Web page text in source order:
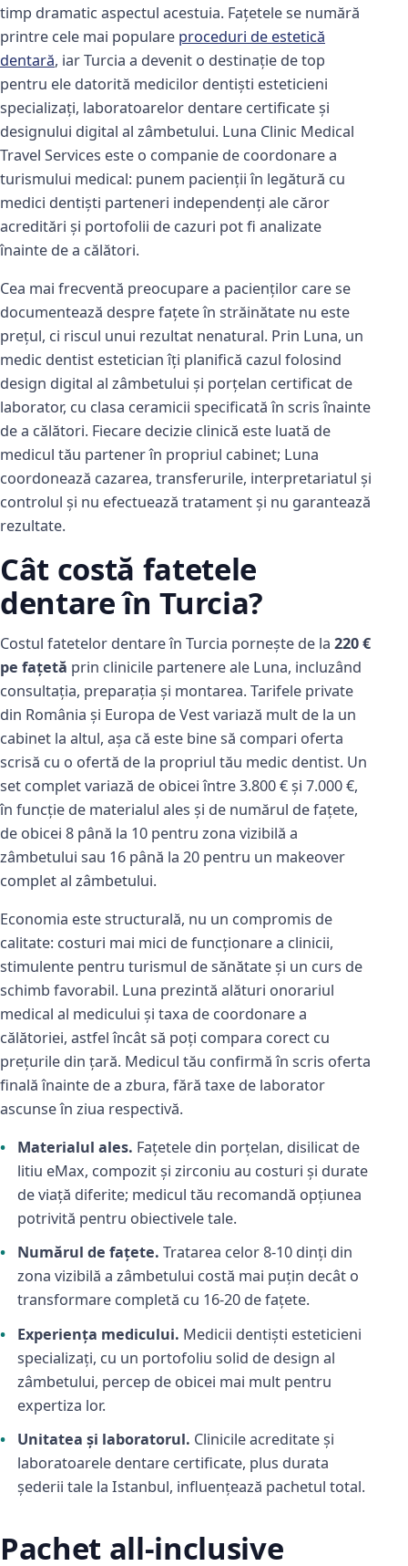
timp dramatic aspectul acestuia. Fațetele se numără
printre cele mai populare proceduri de estetică
dentară, iar Turcia a devenit o destinație de top
pentru ele datorită medicilor dentiști esteticieni
specializați, laboratoarelor dentare certificate și
designului digital al zâmbetului. Luna Clinic Medical
Travel Services este o companie de coordonare a
turismului medical: punem pacienții în legătură cu
medici dentiști parteneri independenți ale căror
acreditări și portofolii de cazuri pot fi analizate
înainte de a călători.
Cea mai frecventă preocupare a pacienților care se
documentează despre fațete în străinătate nu este
prețul, ci riscul unui rezultat nenatural. Prin Luna, un
medic dentist estetician îți planifică cazul folosind
design digital al zâmbetului și porțelan certificat de
laborator, cu clasa ceramicii specificată în scris înainte
de a călători. Fiecare decizie clinică este luată de
medicul tău partener în propriul cabinet; Luna
coordonează cazarea, transferurile, interpretariatul și
controlul și nu efectuează tratament și nu garantează
rezultate.
Cât costă fatetele
dentare în Turcia?
Costul fatetelor dentare în Turcia pornește de la 220 €
pe fațetă prin clinicile partenere ale Luna, incluzând
consultația, preparația și montarea. Tarifele private
din România și Europa de Vest variază mult de la un
cabinet la altul, așa că este bine să compari oferta
scrisă cu o ofertă de la propriul tău medic dentist. Un
set complet variază de obicei între 3.800 € și 7.000 €,
în funcție de materialul ales și de numărul de fațete,
de obicei 8 până la 10 pentru zona vizibilă a
zâmbetului sau 16 până la 20 pentru un makeover
complet al zâmbetului.
Economia este structurală, nu un compromis de
calitate: costuri mai mici de funcționare a clinicii,
stimulente pentru turismul de sănătate și un curs de
schimb favorabil. Luna prezintă alături onorariul
medical al medicului și taxa de coordonare a
călătoriei, astfel încât să poți compara corect cu
prețurile din țară. Medicul tău confirmă în scris oferta
finală înainte de a zbura, fără taxe de laborator
ascunse în ziua respectivă.
Materialul ales. Fațetele din porțelan, disilicat de
litiu eMax, compozit și zirconiu au costuri și durate
de viață diferite; medicul tău recomandă opțiunea
potrivită pentru obiectivele tale.
Numărul de fațete. Tratarea celor 8-10 dinți din
zona vizibilă a zâmbetului costă mai puțin decât o
transformare completă cu 16-20 de fațete.
Experiența medicului. Medicii dentiști esteticieni
specializați, cu un portofoliu solid de design al
zâmbetului, percep de obicei mai mult pentru
expertiza lor.
Unitatea și laboratorul. Clinicile acreditate și
laboratoarele dentare certificate, plus durata
șederii tale la Istanbul, influențează pachetul total.
Pachet all-inclusive